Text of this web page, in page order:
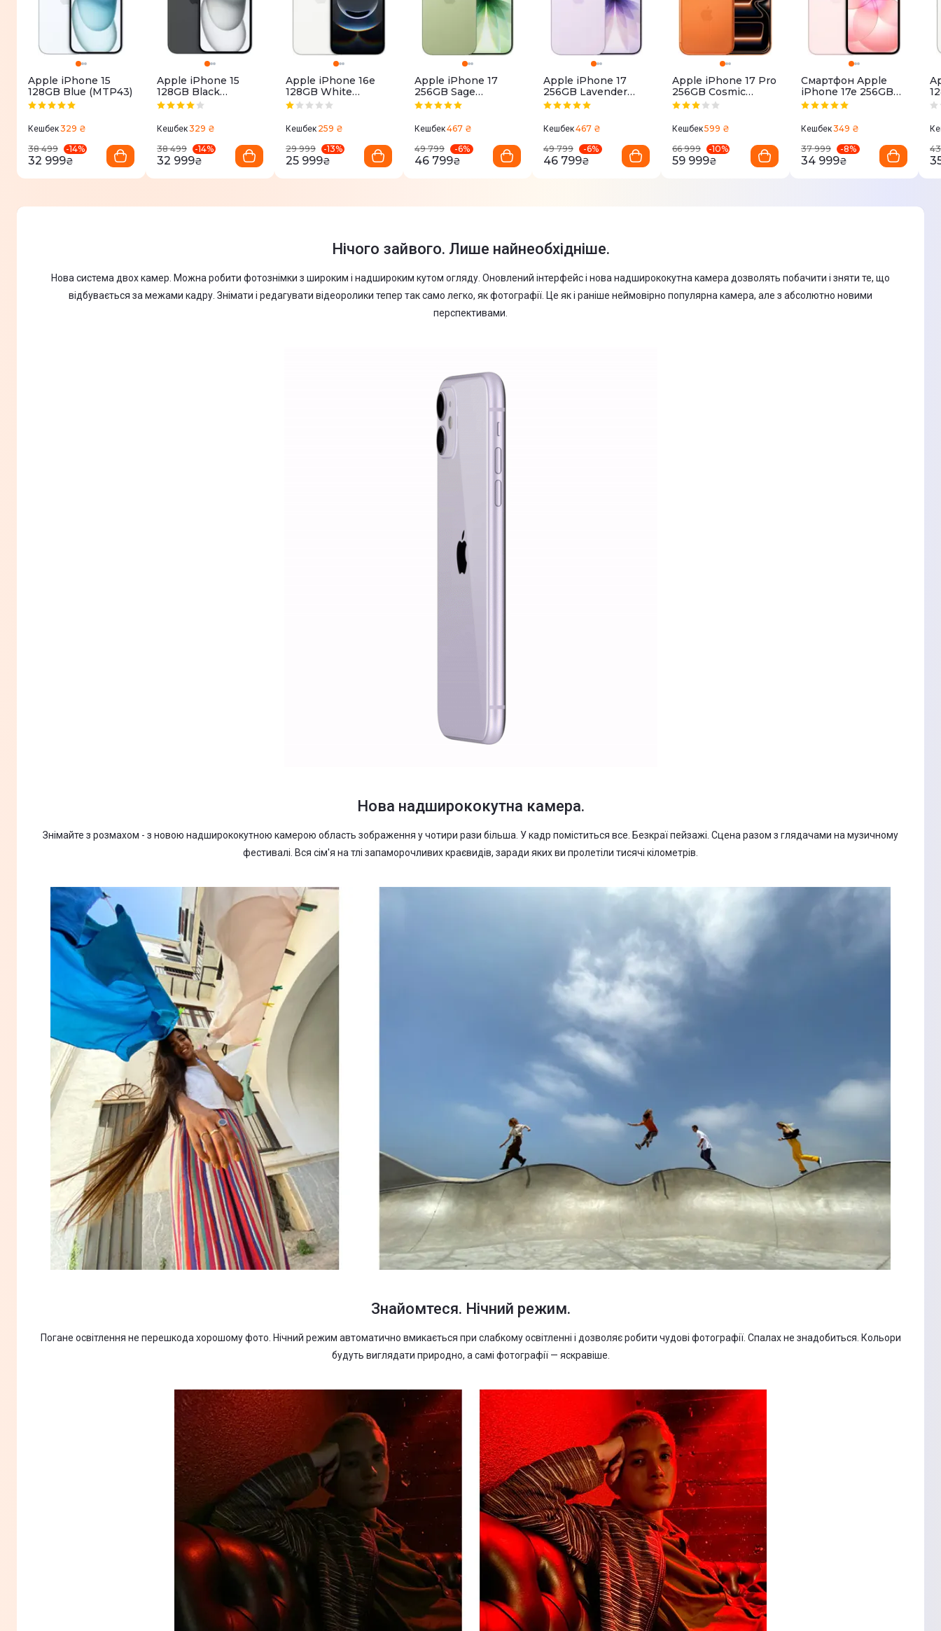
Apple iPhone 15
128GB Blue (MTP43)
Кешбек329 ₴
38 499
-14%
32 999₴
Apple iPhone 15
128GB Black
(MTP03)
Кешбек329 ₴
38 499
-14%
32 999₴
Apple iPhone 16e
128GB White
(MD1R4SX/A)
Кешбек 259 ₴
29 999
-13%
25 999₴
Apple iPhone 17
256GB Sage
(MG6N4)
Кешбек467 ₴
49 799
-6%
46 799₴
Apple iPhone 17
256GB Lavender
(MG6M4)
Кешбек467 ₴
49 799
-6%
46 799₴
Apple iPhone 17 Pro
256GB Cosmic
Orange (MG8H4)
Кешбек599 ₴
66 999
-10%
59 999₴
Смартфон Apple
iPhone 17e 256GB
Soft Pink
Кешбек349 ₴
37 999
-8%
34 999₴
Нічого зайвого. Лише найнеобхідніше.
Нова система двох камер. Можна робити фотознімки з широким і надшироким кутом огляду. Оновлений інтерфейс і нова надширококутна камера дозволять побачити і зняти те, що
відбувається за межами кадру. Знімати і редагувати відеоролики тепер так само легко, як фотографії. Це як і раніше неймовірно популярна камера, але з абсолютно новими
перспективами.
Нова надширококутна камера.
Знімайте з розмахом - з новою надширококутною камерою область зображення у чотири рази більша. У кадр поміститься все. Безкраї пейзажі. Сцена разом з глядачами на музичному
фестивалі. Вся сім'я на тлі запаморочливих краєвидів, заради яких ви пролетіли тисячі кілометрів.
Знайомтеся. Нічний режим.
Погане освітлення не перешкода хорошому фото. Нічний режим автоматично вмикається при слабкому освітленні і дозволяє робити чудові фотографії. Спалах не знадобиться. Кольори
будуть виглядати природно, а самі фотографії — яскравіше.